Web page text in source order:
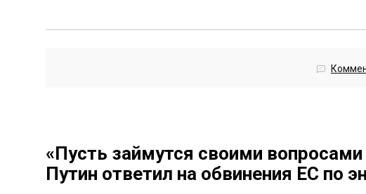
«Пусть займутся своими
Путин ответил на обвинения ЕС по